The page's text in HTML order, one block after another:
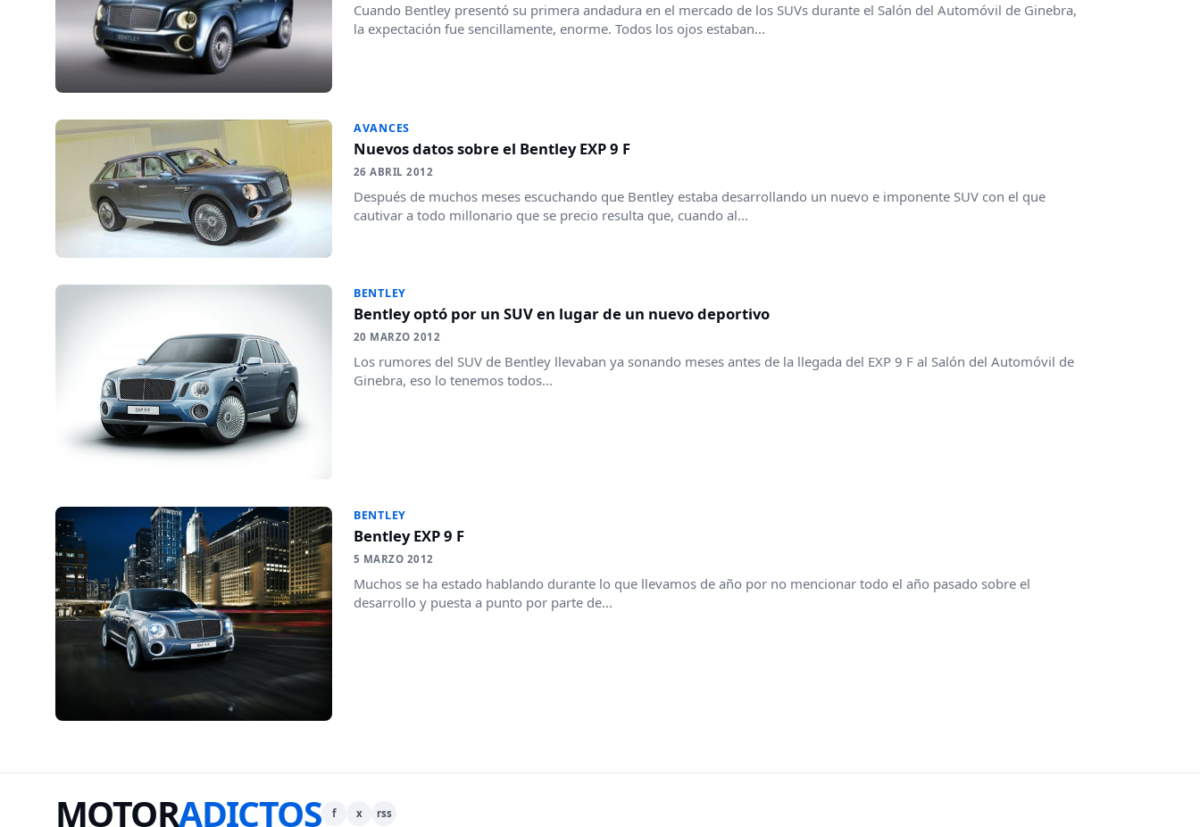
Cuando Bentley presentó su primera andadura en el mercado de los SUVs durante el Salón del Automóvil de Ginebra,
la expectación fue sencillamente, enorme. Todos los ojos estaban...
AVANCES
Nuevos datos sobre el Bentley EXP 9 F
26 ABRIL 2012
Después de muchos meses escuchando que Bentley estaba desarrollando un nuevo e imponente SUV con el que
cautivar a todo millonario que se precio resulta que, cuando al...
BENTLEY
Bentley optó por un SUV en lugar de un nuevo deportivo
20 MARZO 2012
Los rumores del SUV de Bentley llevaban ya sonando meses antes de la llegada del EXP 9 F al Salón del Automóvil de
Ginebra, eso lo tenemos todos...
BENTLEY
Bentley EXP 9 F
5 MARZO 2012
Muchos se ha estado hablando durante lo que llevamos de año por no mencionar todo el año pasado sobre el
desarrollo y puesta a punto por parte de...
MOTORADICTOS f x rss